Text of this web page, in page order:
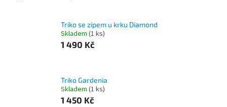
Triko se zipem u krku Diamond
Skladem (1 ks)
1 490 Kč
Triko Gardenia
Skladem (1 ks)
1 450 Kč